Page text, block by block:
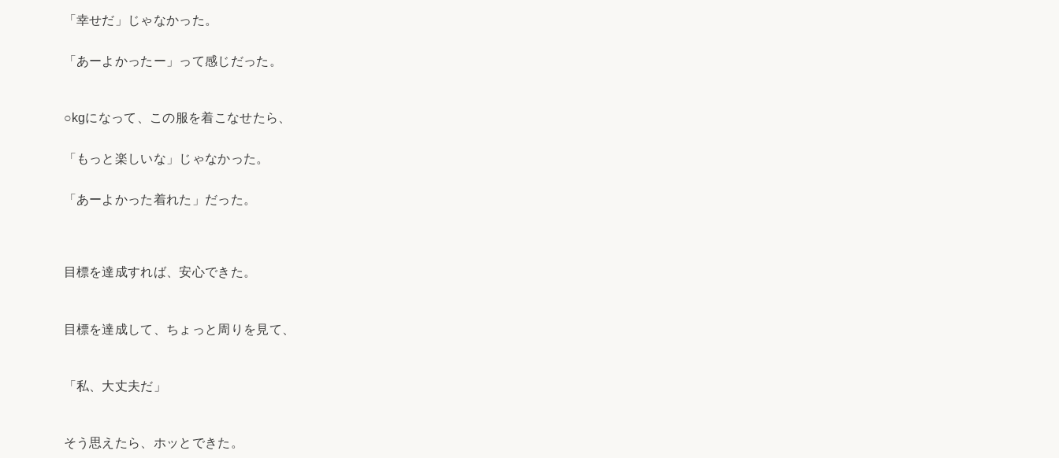
「幸せだ」じゃなかった。
「あーよかったー」って感じだった。
○kgになって、この服を着こなせたら、
「もっと楽しいな」じゃなかった。
「あーよかった着れた」だった。
目標を達成すれば、安心できた。
目標を達成して、ちょっと周りを見て、
「私、大丈夫だ」
そう思えたら、ホッとできた。